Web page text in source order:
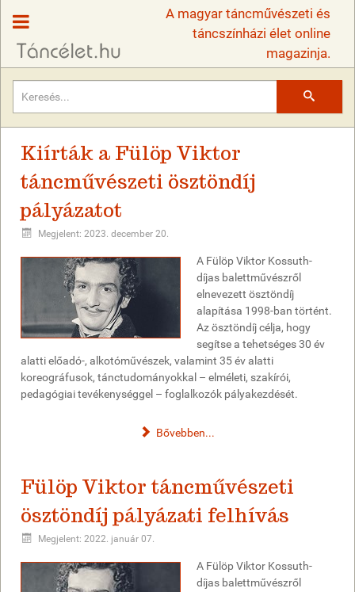
A magyar táncművészeti és
táncszínházi élet online
magazinja.
Kiírták a Fülöp Viktor
táncművészeti ösztöndíj
pályázatot
Megjelent: 2023. december 20.
A Fülöp Viktor Kossuth-
díjas balettművészről
elnevezett ösztöndíj
alapítása 1998-ban történt.
Az ösztöndíj célja, hogy
segítse a tehetséges 30 év
alatti előadó-, alkotóművészek, valamint 35 év alatti
koreográfusok, tánctudományokkal – elméleti, szakírói,
pedagógiai tevékenységgel – foglalkozók pályakezdését.
Bővebben...
Fülöp Viktor táncművészeti
ösztöndíj pályázati felhívás
Megjelent: 2022. január 07.
A Fülöp Viktor Kossuth-
díjas balettművészről